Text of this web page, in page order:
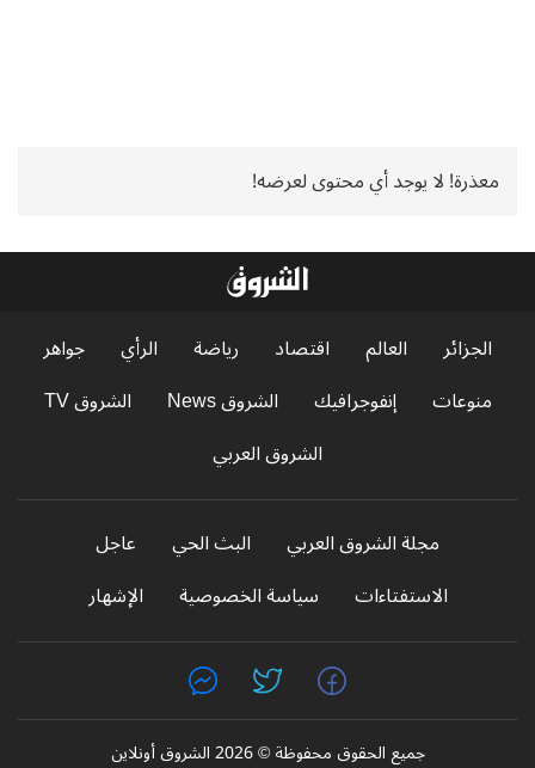
معذرة! لا يوجد أي محتوى لعرضه!
الجزائر العالم اقتصاد رياضة الرأي
جواهر
منوعات
إنفوجرافيك الشروق News
الشروق TV
الشروق العربي
مجلة الشروق العربي البث الحي
عاجل
الاستفتاءات
سياسة الخصوصية الإشهار
جميع الحقوق محفوظة © 2026 الشروق أونلاين